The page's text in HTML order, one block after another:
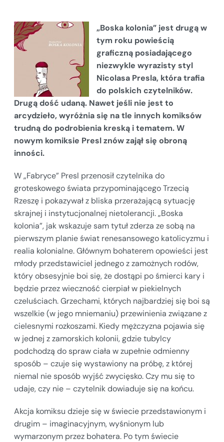
„Boska kolonia” jest drugą w
tym roku powieścią
graficzną posiadającego
niezwykle wyrazisty styl
Nicolasa Presla, która trafia
do polskich czytelników.
Drugą dość udaną. Nawet jeśli nie jest to
arcydzieło, wyróżnia się na tle innych komiksów
trudną do podrobienia kreską i tematem. W
nowym komiksie Presl znów zajął się obroną
inności.
W „Fabryce” Presl przenosił czytelnika do
groteskowego świata przypominającego Trzecią
Rzeszę i pokazywał z bliska przerażającą sytuację
skrajnej i instytucjonalnej nietolerancji. „Boska
kolonia”, jak wskazuje sam tytuł zderza ze sobą na
pierwszym planie świat renesansowego katolicyzmu i
realia kolonialne. Głównym bohaterem opowieści jest
młody przedstawiciel jednego z zamożnych rodów,
który obsesyjnie boi się, że dostąpi po śmierci kary i
będzie przez wieczność cierpiał w piekielnych
czeluściach. Grzechami, których najbardziej się boi są
wszelkie (w jego mniemaniu) przewinienia związane z
cielesnymi rozkoszami. Kiedy mężczyzna pojawia się
w jednej z zamorskich kolonii, gdzie tubylcy
podchodzą do spraw ciała w zupełnie odmienny
sposób – czuje się wystawiony na próbę, z której
niemal nie sposób wyjść zwycięsko. Czy mu się to
udaje, czy nie – czytelnik dowiaduje się na końcu.
Akcja komiksu dzieje się w świecie przedstawionym i
drugim – imaginacyjnym, wyśnionym lub
wymarzonym przez bohatera. Po tym świecie